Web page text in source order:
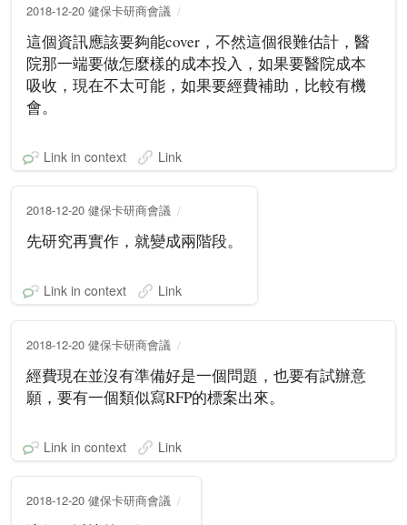
2018-12-20 健保卡研商會議
這個資訊應該要夠能cover，不然這個很難估計，醫
院那一端要做怎麼樣的成本投入，如果要醫院成本
吸收，現在不太可能，如果要經費補助，比較有機
會。
Link in context Link
2018-12-20 健保卡研商會議
先研究再實作，就變成兩階段。
Link in context Link
2018-12-20 健保卡研商會議
經費現在並沒有準備好是一個問題，也要有試辦意
願，要有一個類似寫RFP的標案出來。
Link in context Link
2018-12-20 健保卡研商會議